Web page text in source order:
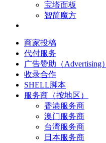
宝塔面板
智简魔方
商家投稿
代付服务
广告赞助（Advertising）
收录合作
SHELL脚本
服务商（按地区）
香港服务商
澳门服务商
台湾服务商
日本服务商